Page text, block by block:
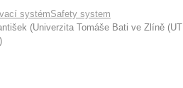
systémSafety system
(Univerzita Tomáše Bati ve Zlíně
)